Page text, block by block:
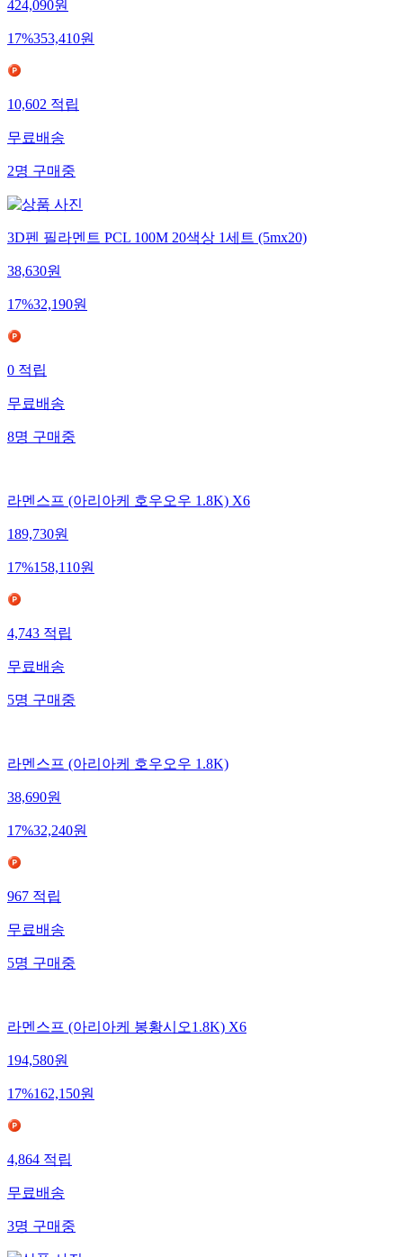
424,090원
17%353,410원
10,602적립
무료배송
2명구매중
3D펜 필라멘트 PCL 100M 20색상 1세트 (5mx20)
38,630원
17%32,190원
0적립
무료배송
8명구매중
라멘스프 (아리아케 호우오우 1.8K) X6
189,730원
17%158,110원
4,743적립
무료배송
5명구매중
라멘스프 (아리아케 호우오우 1.8K)
38,690원
17%32,240원
967적립
무료배송
5명구매중
라멘스프 (아리아케 봉황시오1.8K) X6
194,580원
17%162,150원
4,864적립
무료배송
3명구매중